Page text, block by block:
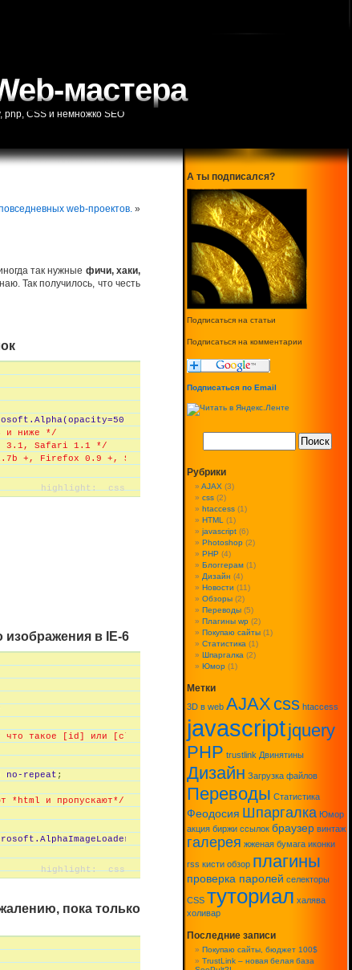
мастера
php, CSS и немножко SEO
web-проектов. »
так нужные фичи, хаки,
Так получилось, что честь
Alpha(opacity=50
и ниже */
3.1, Safari 1.1 */
+, Firefox 0.9 +, Safari 1.2+, Opera 9 */
в IE-6
такое [id] или [class] и пропускает описание свойств)*/
no-repeat ;
*html и пропускают*/
AlphaImageLoader( 'png-image.png' , sizing=
пока только
А ты подписался?
Подписаться на статьи
Подписаться на комментарии
Подписаться по Email
Рубрики
AJAX (3)
css (2)
htaccess (1)
HTML
(1)
javascript (6)
Photoshop (2)
PHP (4)
Блоггерам (1)
Дизайн (4)
Новости (11)
Обзоры (2)
Переводы (5)
Плагины wp (2)
Покупаю сайты (1)
Статистика (1)
Шпаргалка (2)
Юмор (1)
Метки
3D в web AJAX css htaccess
javascriptjquery
PHP trustlink Двинятины
Дизайн Загрузка файлов
Переводы Статистика
Феодосия Шпаргалка Юмор
акция биржи ссылок браузер винтаж
галерея жженая бумага иконки
rss кисти обзор плагины
проверка паролей селекторы
CSS туториал халява
холивар
Последние записи
Покупаю сайты, бюджет 100$
TrustLink – новая белая база